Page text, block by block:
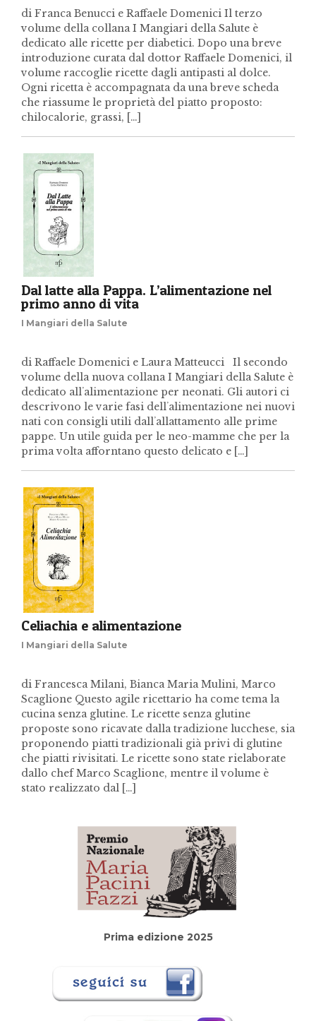
di Franca Benucci e Raffaele Domenici Il terzo
volume della collana I Mangiari della Salute è
dedicato alle ricette per diabetici. Dopo una breve
introduzione curata dal dottor Raffaele Domenici, il
volume raccoglie ricette dagli antipasti al dolce.
Ogni ricetta è accompagnata da una breve scheda
che riassume le proprietà del piatto proposto:
chilocalorie, grassi, […]
Dal latte alla Pappa. L’alimentazione nel
primo anno di vita
I Mangiari della Salute
di Raffaele Domenici e Laura Matteucci Il secondo
volume della nuova collana I Mangiari della Salute è
dedicato allʼalimentazione per neonati. Gli autori ci
descrivono le varie fasi dellʼalimentazione nei nuovi
nati con consigli utili dallʼallattamento alle prime
pappe. Un utile guida per le neo-mamme che per la
prima volta afforntano questo delicato e […]
Celiachia e alimentazione
I Mangiari della Salute
di Francesca Milani, Bianca Maria Mulini, Marco
Scaglione Questo agile ricettario ha come tema la
cucina senza glutine. Le ricette senza glutine
proposte sono ricavate dalla tradizione lucchese, sia
proponendo piatti tradizionali già privi di glutine
che piatti rivisitati. Le ricette sono state rielaborate
dallo chef Marco Scaglione, mentre il volume è
stato realizzato dal […]
Prima edizione 2025